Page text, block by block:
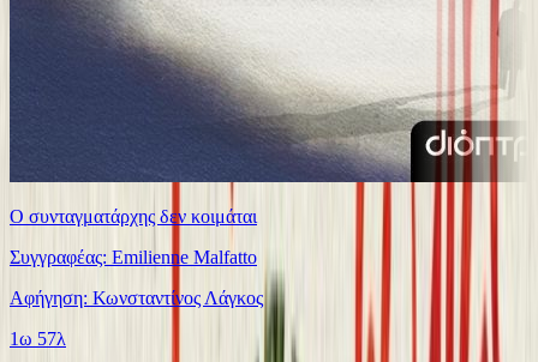
Ο συνταγματάρχης δεν κοιμάται
Συγγραφέας: Emilienne Malfatto
Αφήγηση: Κωνσταντίνος Λάγκος
1ω 57λ